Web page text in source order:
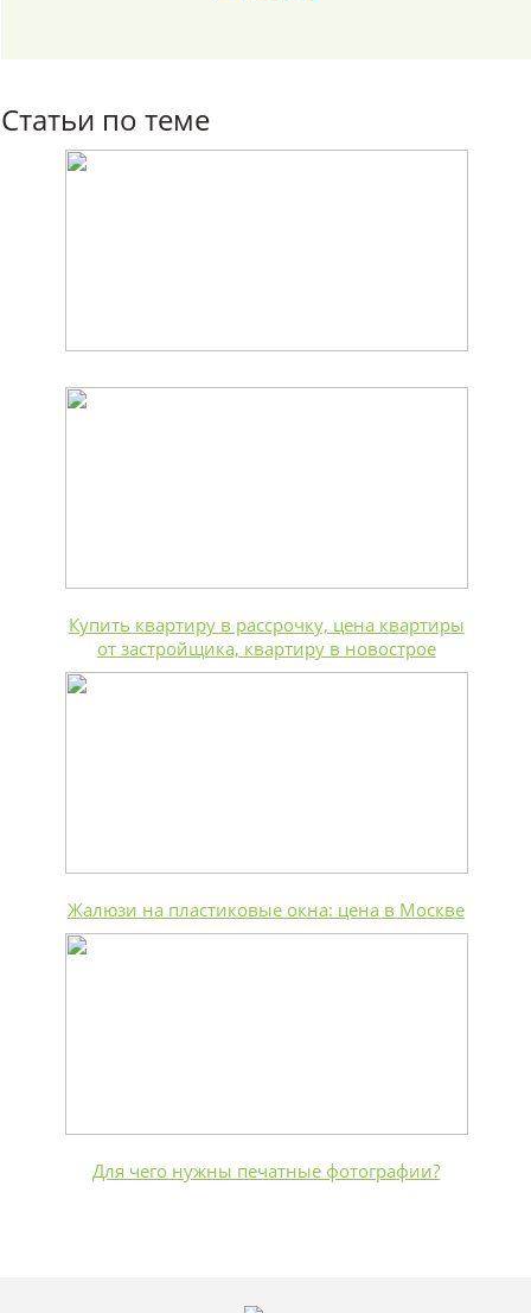
Статьи по теме
Купить квартиру в рассрочку, цена квартиры
от застройщика, квартиру в новострое
Жалюзи на пластиковые окна: цена в Москве
Для чего нужны печатные фотографии?